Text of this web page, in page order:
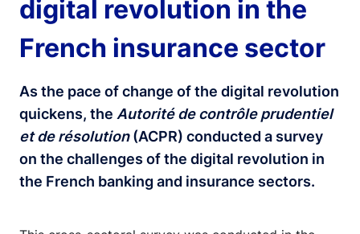
digital revolution in the
French insurance sector
As the pace of change of the digital revolution
quickens, the Autorité de contrôle prudentiel
et de résolution(ACPR) conducted a survey
on the challenges of the digital revolution in
the French banking and insurance sectors.